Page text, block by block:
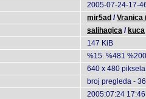
2005-07-24-17-
mir5ad /Vranica
salihagica / kuca
147 KiB
%15. %481
640 x 480 piksela
broj pregleda -
2005:07:24